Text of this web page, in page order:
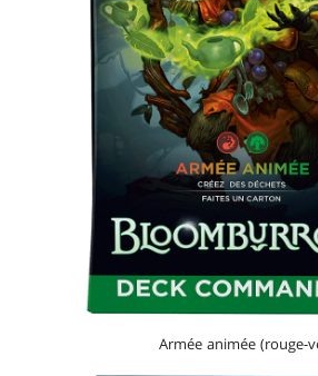
Armée animée (rouge-